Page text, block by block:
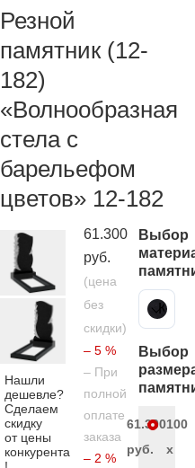
Резной
памятник (12-
182)
«Волнообразная
стела с
барельефом
цветов» 12-182
Нашли
дешевле?
Сделаем
скидку
от цены
конкурента
61.300
руб.
(цена
без
скидки)
– 5 %
– При
полной
оплате
заказа
– 2 %
Выбор
Карельский гранит
Выбор
61.300
руб.
100
x